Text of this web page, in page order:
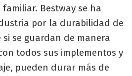
Bestway se ha
por la durabilidad de
se guardan de manera
todos sus implementos y
pueden durar más de